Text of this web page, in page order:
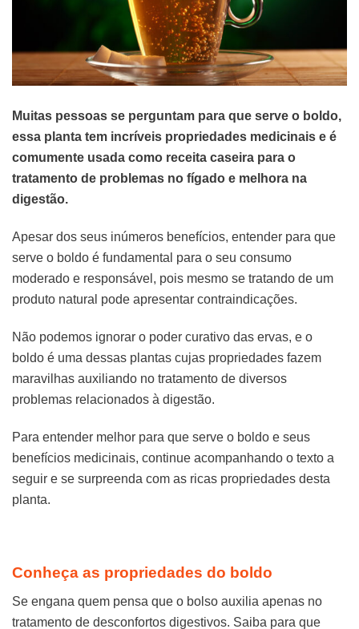
Muitas pessoas se perguntam para que serve o boldo,
essa planta tem incríveis propriedades medicinais e é
comumente usada como receita caseira para o
tratamento de problemas no fígado e melhora na
digestão.
Apesar dos seus inúmeros benefícios, entender para que
serve o boldo é fundamental para o seu consumo
moderado e responsável, pois mesmo se tratando de um
produto natural pode apresentar contraindicações.
Não podemos ignorar o poder curativo das ervas, e o
boldo é uma dessas plantas cujas propriedades fazem
maravilhas auxiliando no tratamento de diversos
problemas relacionados à digestão.
Para entender melhor para que serve o boldo e seus
benefícios medicinais, continue acompanhando o texto a
seguir e se surpreenda com as ricas propriedades desta
planta.
Conheça as propriedades do boldo
Se engana quem pensa que o bolso auxilia apenas no
tratamento de desconfortos digestivos. Saiba para que